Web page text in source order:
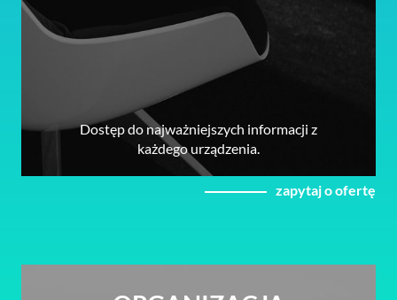
Dostęp do najważniejszych informacji z
każdego urządzenia.
zapytaj o ofertę